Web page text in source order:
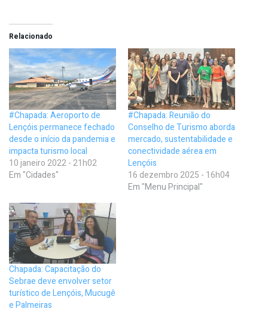
Relacionado
#Chapada: Aeroporto de
Lençóis permanece fechado
desde o início da pandemia e
impacta turismo local
10 janeiro 2022 - 21h02
Em "Cidades"
#Chapada: Reunião do
Conselho de Turismo aborda
mercado, sustentabilidade e
conectividade aérea em
Lençóis
16 dezembro 2025 - 16h04
Em "Menu Principal"
Chapada: Capacitação do
Sebrae deve envolver setor
turístico de Lençóis, Mucugê
e Palmeiras